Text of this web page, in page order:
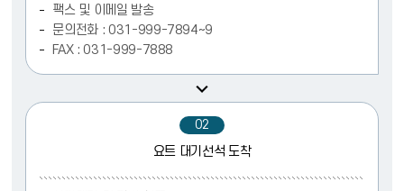
팩스 및 이메일 발송
문의전화 : 031-999-7894~9
FAX : 031-999-7888
02
요트 대기선석 도착